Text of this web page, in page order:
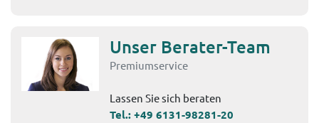
Unser Berater-Team
Premiumservice
Lassen Sie sich beraten
Tel.:+49 6131-98281-20